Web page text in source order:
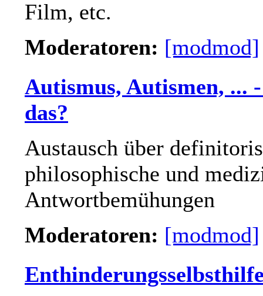
Film, etc.
Moderatoren: [modmod]
Autismus, Autismen, ...
das?
Austausch über
philosophische und
Antwortbemühungen
Moderatoren: [modmod]